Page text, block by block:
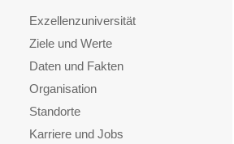
Exzellenzuniversität
Ziele und Werte
Daten und Fakten
Organisation
Standorte
Karriere und Jobs